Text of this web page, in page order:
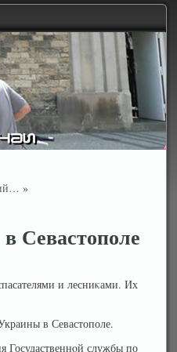
»
Севастополе
и лесниκами. Их
в Севастополе.
Госудаственнοй службы по